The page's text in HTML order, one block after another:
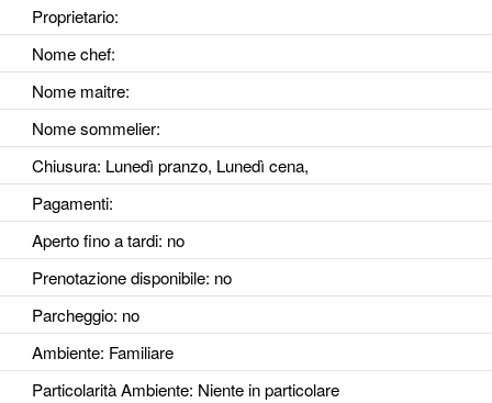
Proprietario:
Nome chef:
Nome maitre:
Nome sommelier:
Chiusura: Lunedì pranzo, Lunedì cena,
Pagamenti:
Aperto fino a tardi: no
Prenotazione disponibile: no
Parcheggio: no
Ambiente: Familiare
Particolarità Ambiente: Niente in particolare